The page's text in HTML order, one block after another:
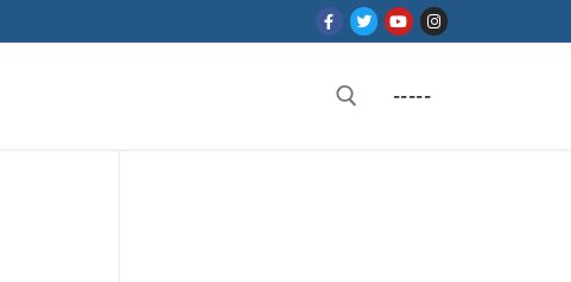
-----